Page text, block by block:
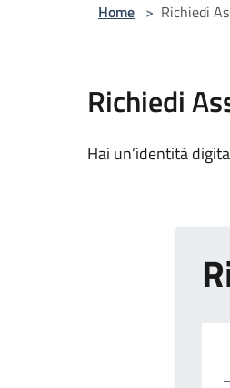
Home > Richiedi
Richiedi
Hai un’identità